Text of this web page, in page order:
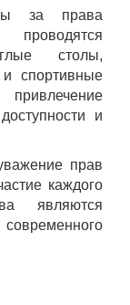
за права
столы,
и спортивные
и
прав
каждого
являются